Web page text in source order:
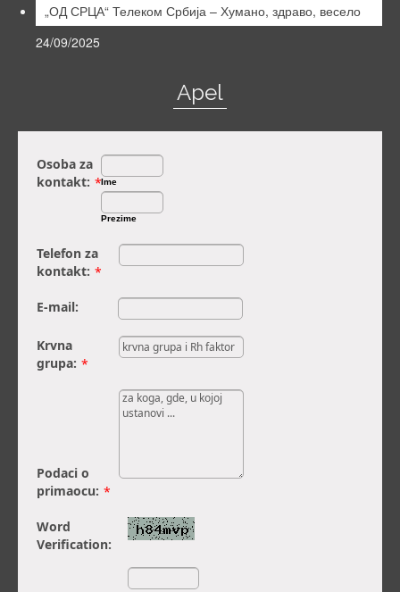
„ОД СРЦА“ Телеком Србија – Хумано, здраво, весело
24/09/2025
Apel
Osoba za
kontakt: *Ime
Prezime
Telefon za
kontakt: *
E-mail:
Krvna
grupa: *
Podaci o
primaocu: *
Word
Verification: